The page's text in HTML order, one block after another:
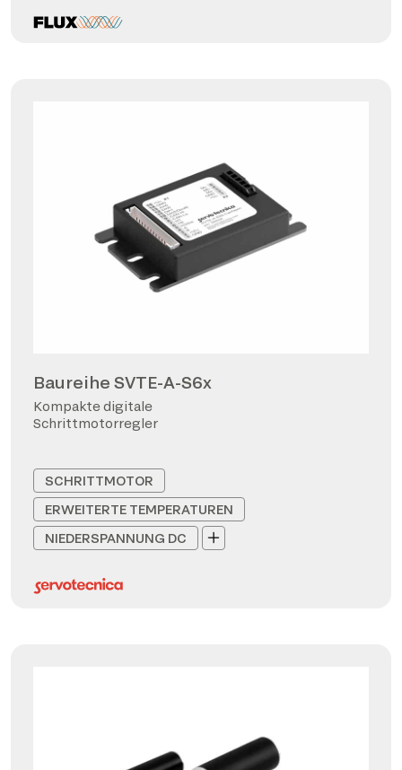
Baureihe SVTE-A-S6x
Kompakte digitale
Schrittmotorregler
SCHRITTMOTOR
ERWEITERTE TEMPERATUREN
NIEDERSPANNUNG DC